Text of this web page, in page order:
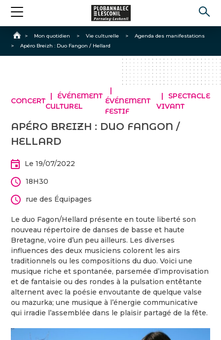
Accueil
> Mon quotidien > Vie culturelle >
Agenda des manifestations
>
Apéro Breizh : Duo Fangon / Hellard
CONCERT
ÉVÉNEMENT
CULTUREL
ÉVÉNEMENT
FESTIF
SPECTACLE
VIVANT
APÉRO BREIZH : DUO FANGON /
HELLARD
Le 19/07/2022
18H30
rue des Équipages
Le duo Fagon/Hellard présente en toute liberté son
nouveau répertoire de danses de basse et haute
Bretagne, voire d’un peu ailleurs. Les diverses
influences des deux musiciens colorent les airs
traditionnels ou les compositions du duo. Voici une
musique riche et spontanée, parsemée d’improvisation
et de fantaisie ou des rondes à la pulsation entêtante
alternent avec la poésie envoutante de quelque valse
ou mazurka; une musique à l’énergie communicative
qui irradie l’assemblée dans le plaisir partagé de la fête.